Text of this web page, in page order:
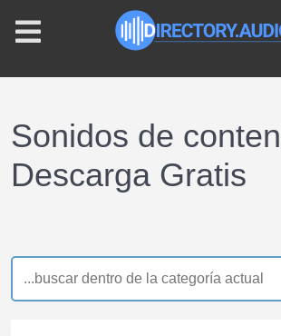
Sonidos de
Descarga Gratis